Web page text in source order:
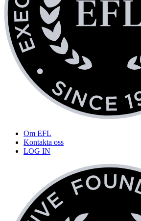
Om EFL
Kontakta oss
LOG IN